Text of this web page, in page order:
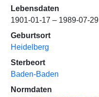
Lebensdaten
1901-01-17 – 1989-07-29
Geburtsort
Heidelberg
Sterbeort
Baden-Baden
Normdaten